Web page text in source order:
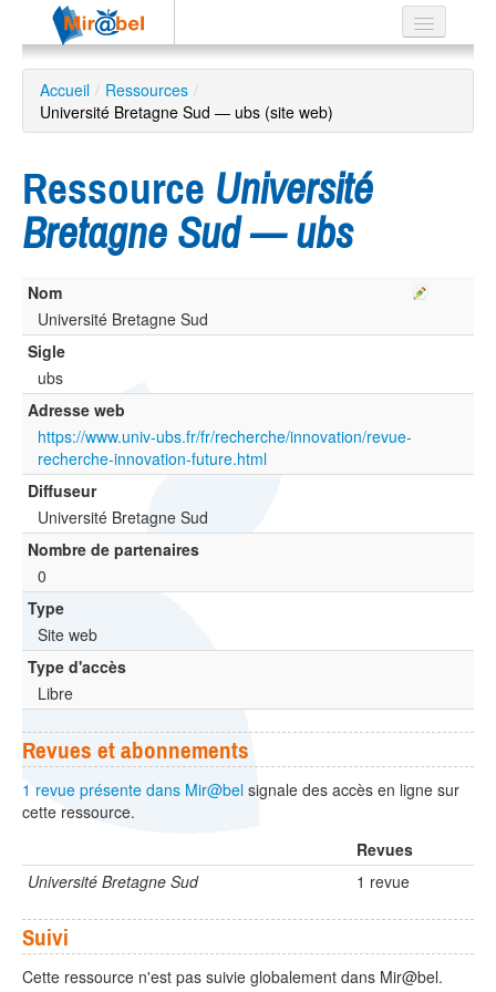
Le réseau
Soutien
avancée
EN
ES
?
Accueil / Ressources /
Université Bretagne Sud — ubs (site web)
Ressource Université
Bretagne Sud — ubs
Nom
Université Bretagne Sud
Sigle
ubs
Adresse web
https://www.univ-ubs.fr/fr/recherche/innovation/revue-
recherche-innovation-future.html
Diffuseur
Université Bretagne Sud
Nombre de partenaires
0
Type
Site web
Type d'accès
Libre
Revues et abonnements
1 revue présente dans Mir@bel signale des accès en ligne sur
cette ressource.
Revues
Université Bretagne Sud
1 revue
Suivi
Cette ressource n'est pas suivie globalement dans Mir@bel.